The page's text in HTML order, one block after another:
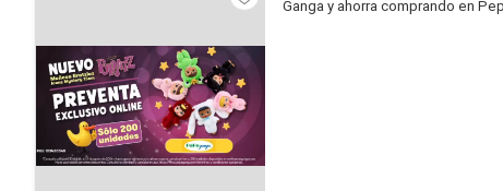
Ganga y ahorra comprando en